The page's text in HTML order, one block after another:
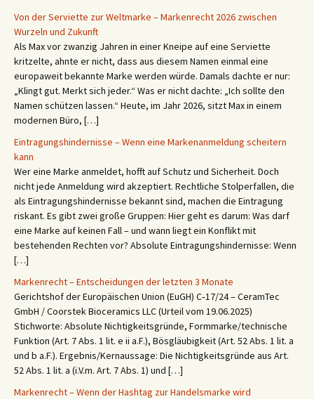
Von der Serviette zur Weltmarke – Markenrecht 2026 zwischen
Wurzeln und Zukunft
Als Max vor zwanzig Jahren in einer Kneipe auf eine Serviette
kritzelte, ahnte er nicht, dass aus diesem Namen einmal eine
europaweit bekannte Marke werden würde. Damals dachte er nur:
„Klingt gut. Merkt sich jeder.“ Was er nicht dachte: „Ich sollte den
Namen schützen lassen.“ Heute, im Jahr 2026, sitzt Max in einem
modernen Büro, […]
Eintragungshindernisse – Wenn eine Markenanmeldung scheitern
kann
Wer eine Marke anmeldet, hofft auf Schutz und Sicherheit. Doch
nicht jede Anmeldung wird akzeptiert. Rechtliche Stolperfallen, die
als Eintragungshindernisse bekannt sind, machen die Eintragung
riskant. Es gibt zwei große Gruppen: Hier geht es darum: Was darf
eine Marke auf keinen Fall – und wann liegt ein Konflikt mit
bestehenden Rechten vor? Absolute Eintragungshindernisse: Wenn
[…]
Markenrecht – Entscheidungen der letzten 3 Monate
Gerichtshof der Europäischen Union (EuGH) C‑17/24 – CeramTec
GmbH / Coorstek Bioceramics LLC (Urteil vom 19.06.2025)
Stichworte: Absolute Nichtigkeitsgründe, Formmarke/technische
Funktion (Art. 7 Abs. 1 lit. e ii a.F.), Bösgläubigkeit (Art. 52 Abs. 1 lit. a
und b a.F.). Ergebnis/Kernaussage: Die Nichtigkeitsgründe aus Art.
52 Abs. 1 lit. a (i.V.m. Art. 7 Abs. 1) und […]
Markenrecht – Wenn der Hashtag zur Handelsmarke wird